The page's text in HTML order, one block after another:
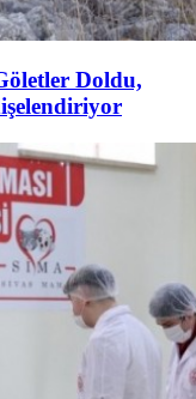
Doldu,